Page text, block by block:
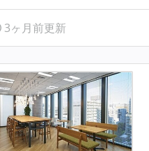
3ヶ月前更新